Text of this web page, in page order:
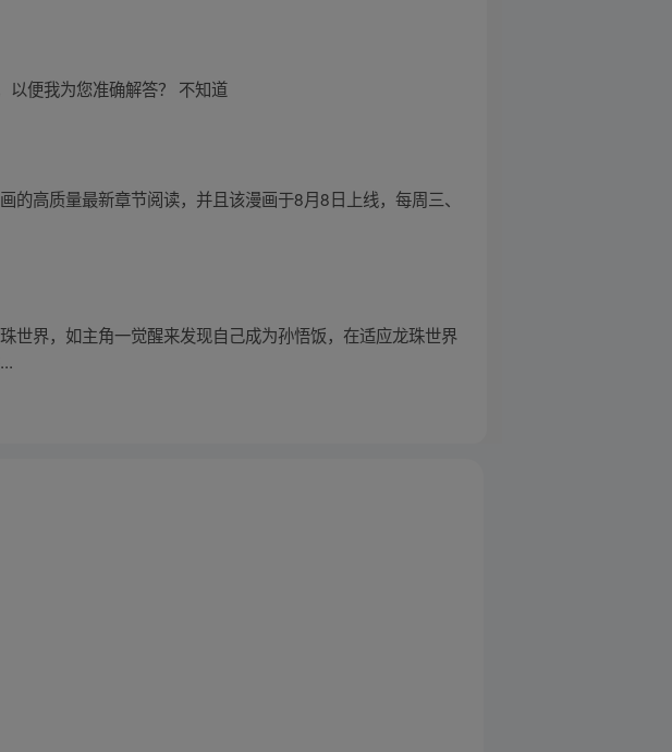
以便我为您准确解答？ 不知道
高质量最新章节阅读，并且该漫画于8月8日上线，每周三、
世界，如主角一觉醒来发现自己成为孙悟饭，在适应龙珠世界